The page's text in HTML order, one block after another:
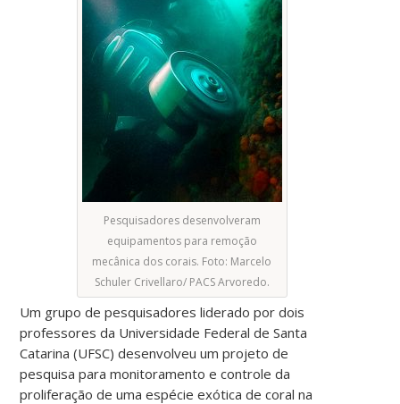
Pesquisadores desenvolveram
equipamentos para remoção
mecânica dos corais. Foto: Marcelo
Schuler Crivellaro/ PACS Arvoredo.
Um grupo de pesquisadores liderado por dois
professores da Universidade Federal de Santa
Catarina (UFSC) desenvolveu um projeto de
pesquisa para monitoramento e controle da
proliferação de uma espécie exótica de coral na